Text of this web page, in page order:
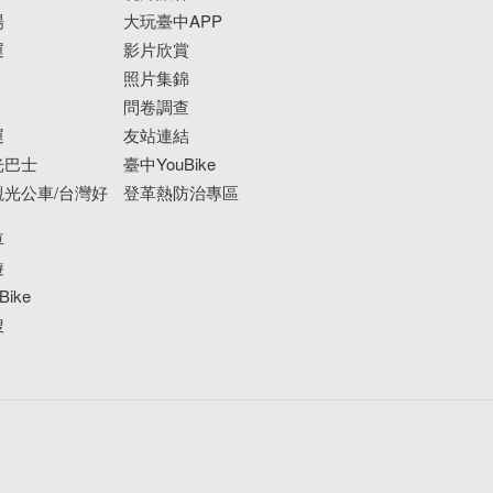
巴士
公車/台灣好
大玩臺中APP
影片欣賞
照片集錦
問卷調查
友站連結
臺中YouBike
登革熱防治專區